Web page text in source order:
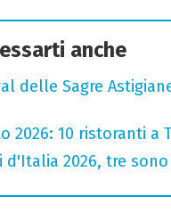
anche
delle Sagre
2026: 10 ristoranti
d'Italia 2026, tre